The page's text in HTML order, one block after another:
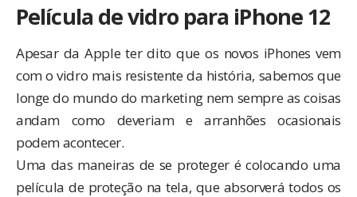
Película de vidro para iPhone 12
Apesar da Apple ter dito que os novos iPhones vem
com o vidro mais resistente da história, sabemos que
longe do mundo do marketing nem sempre as coisas
andam como deveriam earranhões ocasionais
podem acontecer.
Uma das maneiras de se proteger é colocando uma
película de proteção na tela, que absorverá todos os